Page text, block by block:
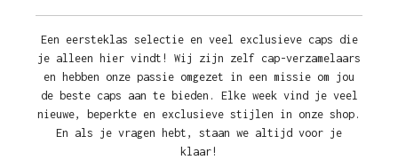
Een eersteklas selectie en veel exclusieve caps die
je alleen hier vindt! Wij zijn zelf cap-verzamelaars
en hebben onze passie omgezet in een missie om jou
de beste caps aan te bieden. Elke week vind je veel
nieuwe, beperkte en exclusieve stijlen in onze shop.
En als je vragen hebt, staan we altijd voor je
klaar!